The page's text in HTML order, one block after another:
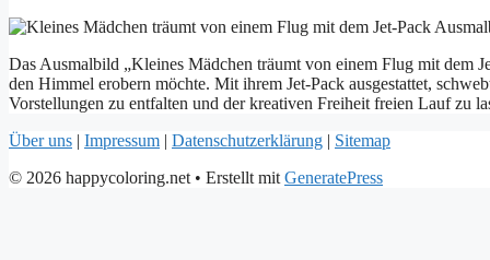
Das Ausmalbild „Kleines Mädchen träumt von einem Flug mit dem
den Himmel erobern möchte. Mit ihrem Jet-Pack ausgestattet,
Vorstellungen zu entfalten und der kreativen Freiheit freien Lauf zu
Über uns | Impressum | Datenschutzerklärung | Sitemap
© 2026 happycoloring.net • Erstellt mit GeneratePress